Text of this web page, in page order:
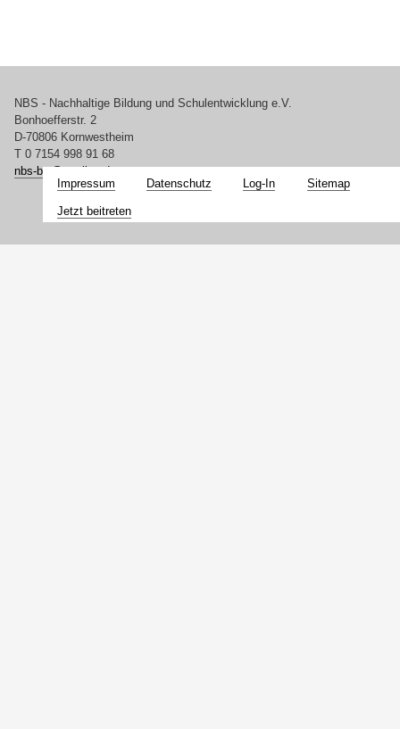
NBS - Nachhaltige Bildung und Schulentwicklung e.V.
Bonhoefferstr. 2
D-70806 Kornwestheim
T 0 7154 998 91 68
nbs-bw@t-online.de
Impressum
Datenschutz Log-In Sitemap
Jetzt beitreten